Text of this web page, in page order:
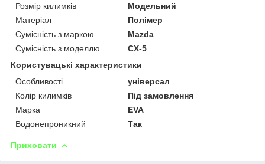
Розмір килимків
Модельний
Матеріал
Полімер
Сумісність з маркою
Mazda
Сумісність з моделлю
CX-5
Користувацькi характеристики
Особливості
універсал
Колір килимків
Під замовлення
Марка
EVA
Водонепроникний
Так
Приховати